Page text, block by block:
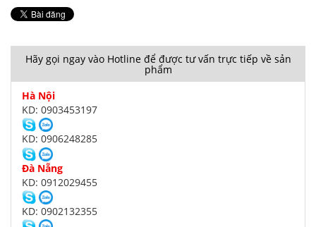
Hãy gọi ngay vào Hotline để được tư vấn trực tiếp về sản
phẩm
Hà Nội
KD: 0903453197
KD: 0906248285
Đà Nẵng
KD: 0912029455
KD: 0902132355